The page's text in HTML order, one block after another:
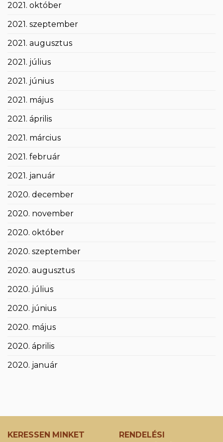
2021. október
2021. szeptember
2021. augusztus
2021. július
2021. június
2021. május
2021. április
2021. március
2021. február
2021. január
2020. december
2020. november
2020. október
2020. szeptember
2020. augusztus
2020. július
2020. június
2020. május
2020. április
2020. január
KERESSEN MINKET
RENDELÉSI